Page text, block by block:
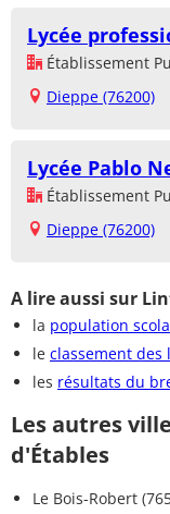
Lycée
Établissement
Dieppe (76200)
Lycée Pablo
Établissement
Dieppe (76200)
A lire aussi sur
la population
le classement des
les résultats du
Les autres
d'Étables
Le Bois-Robert